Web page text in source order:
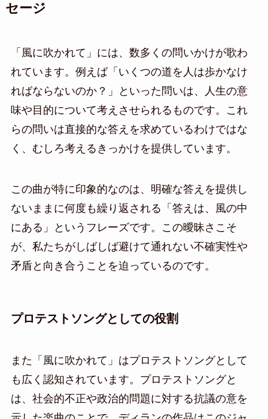
セージ
「風に吹かれて」には、数多くの問いかけが歌わ
れています。例えば「いくつの道を人は歩かなけ
ればならないのか？」といった問いは、人生の意
味や目的について考えさせられるものです。これ
らの問いは直接的な答えを求めているわけではな
く、むしろ考えるきっかけを提供しています。
この曲が特に印象的なのは、明確な答えを提供し
ないままに何度も繰り返される「答えは、風の中
にある」というフレーズです。この曖昧さこそ
が、私たちがしばしば避けて通れない不確実性や
矛盾と向き合うことを迫っているのです。
プロテストソングとしての役割
また「風に吹かれて」はプロテストソングとして
も広く認知されています。プロテストソングと
は、社会的不正や政治的問題に対する抗議の意を